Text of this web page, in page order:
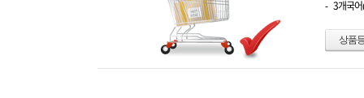
- 3개국어
상품